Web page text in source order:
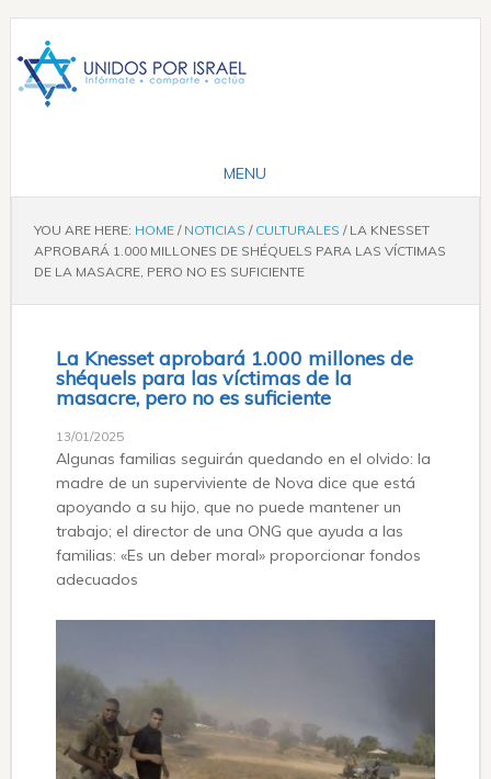
YOU ARE HERE: HOME / NOTICIAS / CULTURALES /LA KNESSET
APROBARÁ 1.000 MILLONES DE SHÉQUELS PARA LAS VÍCTIMAS
DE LA MASACRE, PERO NO ES SUFICIENTE
La Knesset aprobará 1.000 millones de
shéquels para las víctimas de la
masacre, pero no es suficiente
13/01/2025
Algunas familias seguirán quedando en el olvido: la
madre de un superviviente de Nova dice que está
apoyando a su hijo, que no puede mantener un
trabajo; el director de una ONG que ayuda a las
familias: «Es un deber moral» proporcionar fondos
adecuados